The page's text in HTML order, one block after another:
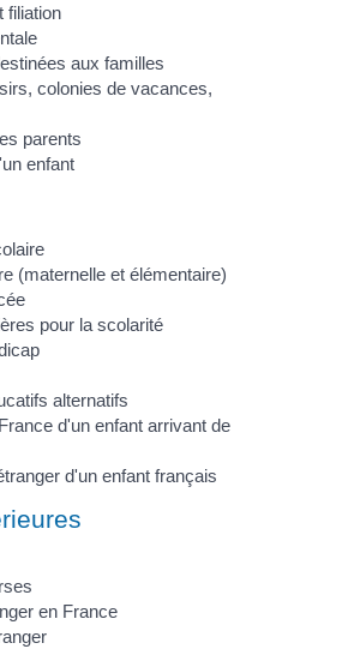
filiation
aux familles
colonies de vacances,
parents
enfant
(maternelle et élémentaire)
pour la scolarité
alternatifs
d'un enfant arrivant de
d'un enfant français
en France